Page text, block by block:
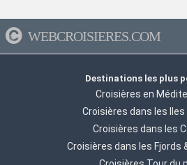
WEBCROISIERES.COM
Destinations les plus
Croisières en
Croisières dans les Iles
Croisières dans les
Croisières dans les Fjords